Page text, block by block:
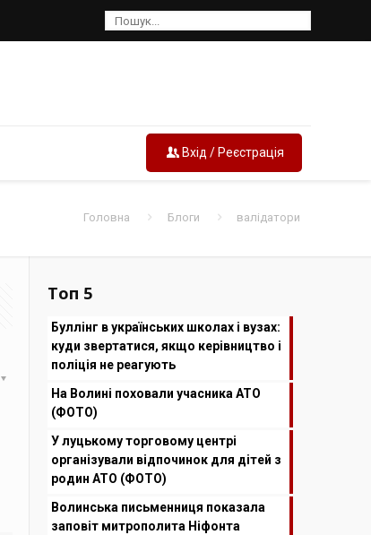
Вхід / Реєстрація
Головна Блоги валідатори
Топ 5
Буллінг в українських школах і вузах:
куди звертатися, якщо керівництво і
поліція не реагують
На Волині поховали учасника АТО
(ФОТО)
У луцькому торговому центрі
організували відпочинок для дітей з
родин АТО (ФОТО)
Волинська письменниця показала
заповіт митрополита Ніфонта